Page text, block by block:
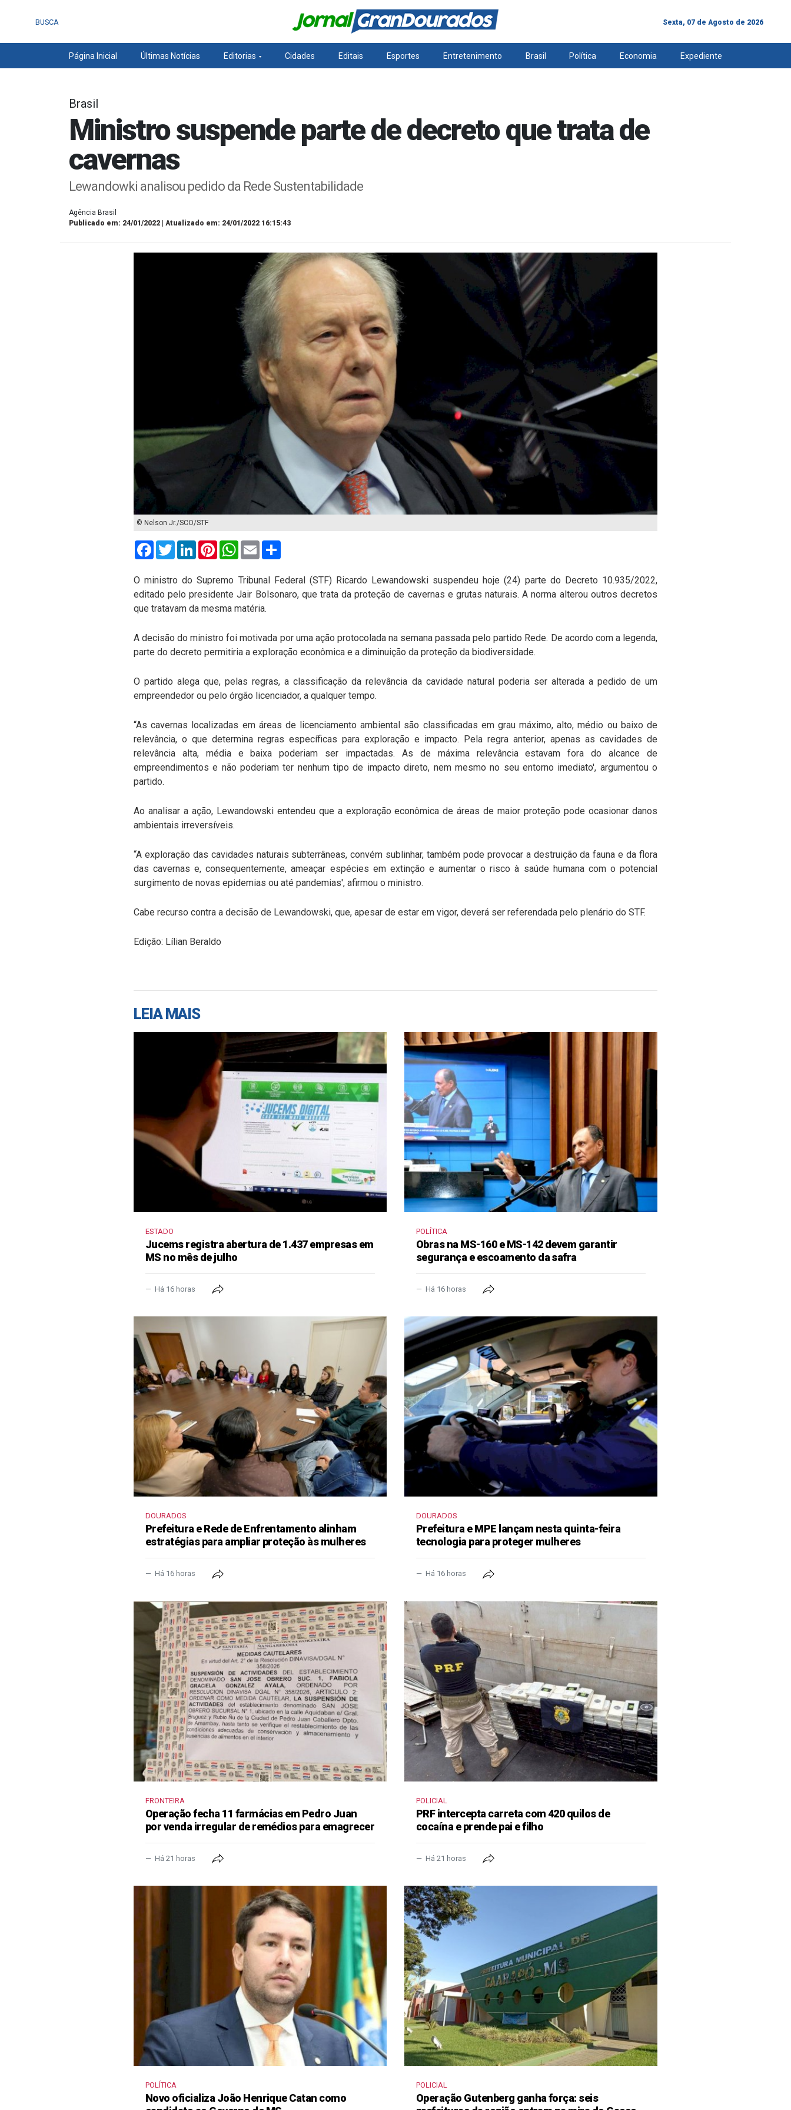
BUSCA Sexta, 07 de Agosto de 2026
Página Inicial Últimas Notícias Editorias Cidades Editais Esportes Entretenimento Brasil Política Economia Expediente
Brasil
Ministro suspende parte de decreto que trata de
cavernas
Lewandowki analisou pedido da Rede Sustentabilidade
Agência Brasil
Publicado em: 24/01/2022 | Atualizado em: 24/01/2022 16:15:43
© Nelson Jr./SCO/STF
FacebookTwitterLinkedInPinterestWhatsApp
Email
O ministro do Supremo Tribunal Federal (STF) Ricardo Lewandowski suspendeu hoje (24) parte do Decreto 10.935/2022,
editado pelo presidente Jair Bolsonaro, que trata da proteção de cavernas e grutas naturais. A norma alterou outros decretos
que tratavam da mesma matéria.
A decisão do ministro foi motivada por uma ação protocolada na semana passada pelo partido Rede. De acordo com a legenda,
parte do decreto permitiria a exploração econômica e a diminuição da proteção da biodiversidade.
O partido alega que, pelas regras, a classificação da relevância da cavidade natural poderia ser alterada a pedido de um
empreendedor ou pelo órgão licenciador, a qualquer tempo.
“As cavernas localizadas em áreas de licenciamento ambiental são classificadas em grau máximo, alto, médio ou baixo de
relevância, o que determina regras específicas para exploração e impacto. Pela regra anterior, apenas as cavidades de
relevância alta, média e baixa poderiam ser impactadas. As de máxima relevância estavam fora do alcance de
empreendimentos e não poderiam ter nenhum tipo de impacto direto, nem mesmo no seu entorno imediato', argumentou o
partido.
Ao analisar a ação, Lewandowski entendeu que a exploração econômica de áreas de maior proteção pode ocasionar danos
ambientais irreversíveis.
“A exploração das cavidades naturais subterrâneas, convém sublinhar, também pode provocar a destruição da fauna e da flora
das cavernas e, consequentemente, ameaçar espécies em extinção e aumentar o risco à saúde humana com o potencial
surgimento de novas epidemias ou até pandemias', afirmou o ministro.
Cabe recurso contra a decisão de Lewandowski, que, apesar de estar em vigor, deverá ser referendada pelo plenário do STF.
Edição: Lílian Beraldo
LEIA MAIS
ESTADO
Jucems registra abertura de 1.437 empresas em
MS no mês de julho
Há 16 horas
POLÍTICA
Obras na MS-160 e MS-142 devem garantir
segurança e escoamento da safra
Há 16 horas
DOURADOS
Prefeitura e Rede de Enfrentamento alinham
estratégias para ampliar proteção às mulheres
Há 16 horas
DOURADOS
Prefeitura e MPE lançam nesta quinta-feira
tecnologia para proteger mulheres
Há 16 horas
FRONTEIRA
Operação fecha 11 farmácias em Pedro Juan
por venda irregular de remédios para emagrecer
Há 21 horas
POLICIAL
PRF intercepta carreta com 420 quilos de
cocaína e prende pai e filho
Há 21 horas
POLÍTICA
Novo oficializa João Henrique Catan como
POLICIAL
Operação Gutenberg ganha força: seis